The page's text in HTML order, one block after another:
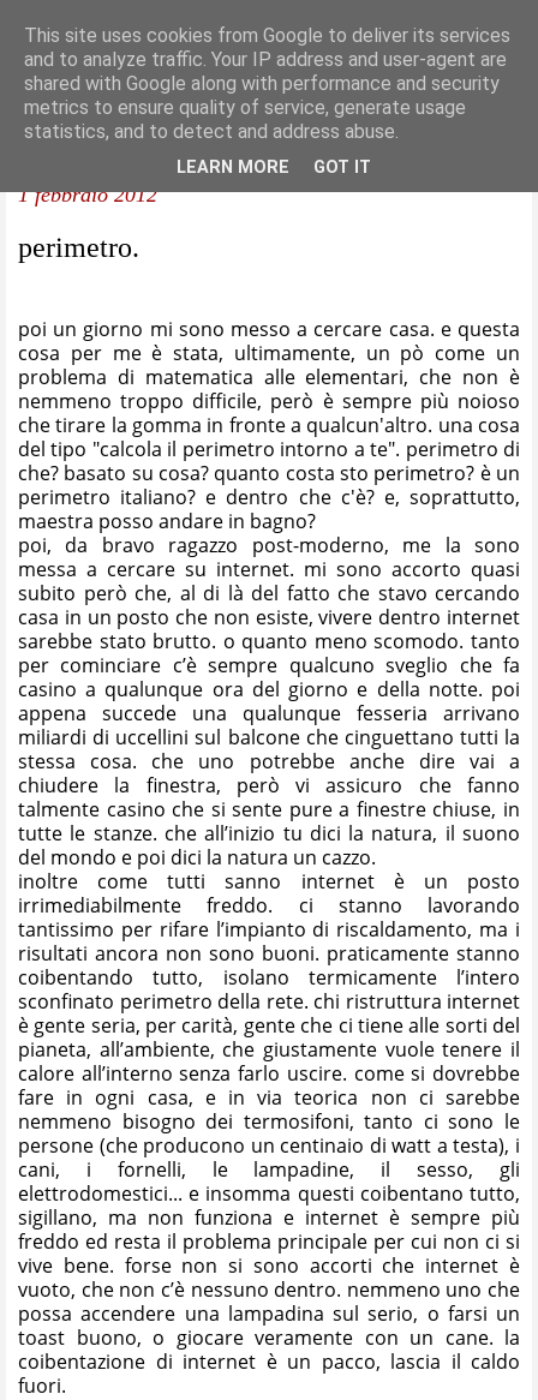
1 febbraio 2012
perimetro.
poi un giorno mi sono messo a cercare casa. e questa
cosa per me è stata, ultimamente, un pò come un
problema di matematica alle elementari, che non è
nemmeno troppo difficile, però è sempre più noioso
che tirare la gomma in fronte a qualcun'altro. una cosa
del tipo "calcola il perimetro intorno a te". perimetro di
che? basato su cosa? quanto costa sto perimetro? è un
perimetro italiano? e dentro che c'è? e, soprattutto,
maestra posso andare in bagno?
poi, da bravo ragazzo post-moderno, me la sono
messa a cercare su internet. mi sono accorto quasi
subito però che, al di là del fatto che stavo cercando
casa in un posto che non esiste, vivere dentro internet
sarebbe stato brutto. o quanto meno scomodo. tanto
per cominciare c’è sempre qualcuno sveglio che fa
casino a qualunque ora del giorno e della notte. poi
appena succede una qualunque fesseria arrivano
miliardi di uccellini sul balcone che cinguettano tutti la
stessa cosa. che uno potrebbe anche dire vai a
chiudere la finestra, però vi assicuro che fanno
talmente casino che si sente pure a finestre chiuse, in
tutte le stanze. che all’inizio tu dici la natura, il suono
del mondo e poi dici la natura un cazzo.
inoltre come tutti sanno internet è un posto
irrimediabilmente freddo. ci stanno lavorando
tantissimo per rifare l’impianto di riscaldamento, ma i
risultati ancora non sono buoni. praticamente stanno
coibentando tutto, isolano termicamente l’intero
sconfinato perimetro della rete. chi ristruttura internet
è gente seria, per carità, gente che ci tiene alle sorti del
pianeta, all’ambiente, che giustamente vuole tenere il
calore all’interno senza farlo uscire. come si dovrebbe
fare in ogni casa, e in via teorica non ci sarebbe
nemmeno bisogno dei termosifoni, tanto ci sono le
persone (che producono un centinaio di watt a testa), i
cani, i fornelli, le lampadine, il sesso, gli
elettrodomestici... e insomma questi coibentano tutto,
sigillano, ma non funziona e internet è sempre più
freddo ed resta il problema principale per cui non ci si
vive bene. forse non si sono accorti che internet è
vuoto, che non c’è nessuno dentro. nemmeno uno che
possa accendere una lampadina sul serio, o farsi un
toast buono, o giocare veramente con un cane. la
coibentazione di internet è un pacco, lascia il caldo
fuori.
This site uses cookies from Google to deliver its services
and to analyze traffic. Your IP address and user-agent are
shared with Google along with performance and security
metrics to ensure quality of service, generate usage
statistics, and to detect and address abuse.
LEARN MORE GOT IT